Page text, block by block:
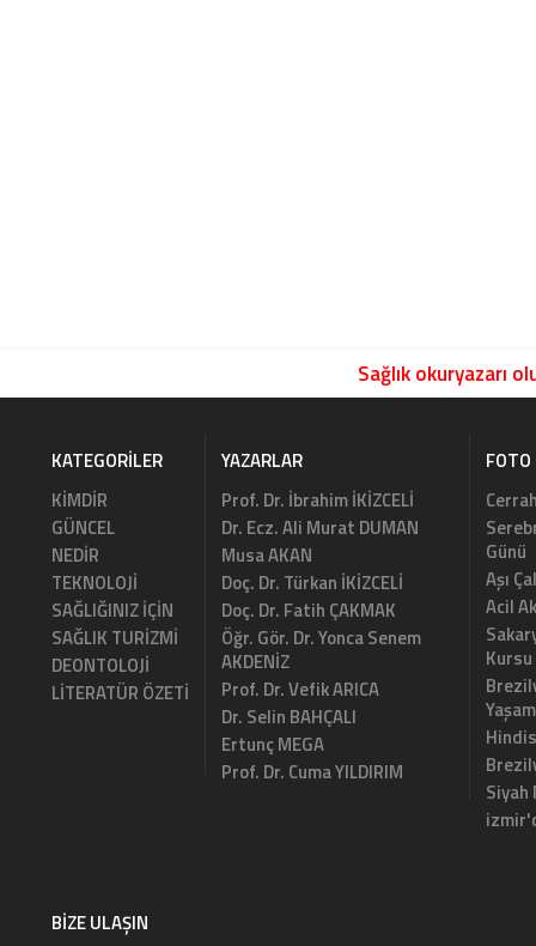
Sağlık okuryazarı
KATEGORILER
KİMDİR
GÜNCEL
NEDİR
TEKNOLOJİ
SAĞLIĞINIZ İÇİN
SAĞLIK TURİZMİ
DEONTOLOJİ
LİTERATÜR ÖZETİ
YAZARLAR
Prof. Dr. İbrahim İKİZCELİ
Dr. Ecz. Ali Murat DUMAN
Musa AKAN
Doç. Dr. Türkan İKİZCELİ
Doç. Dr. Fatih ÇAKMAK
Öğr. Gör. Dr. Yonca Senem
AKDENİZ
Prof. Dr. Vefik ARICA
Dr. Selin BAHÇALI
Ertunç MEGA
Prof. Dr. Cuma YILDIRIM
FOTO
Günü
Aşı
Acil
Kursu
Yaşam
BIZE ULAŞIN